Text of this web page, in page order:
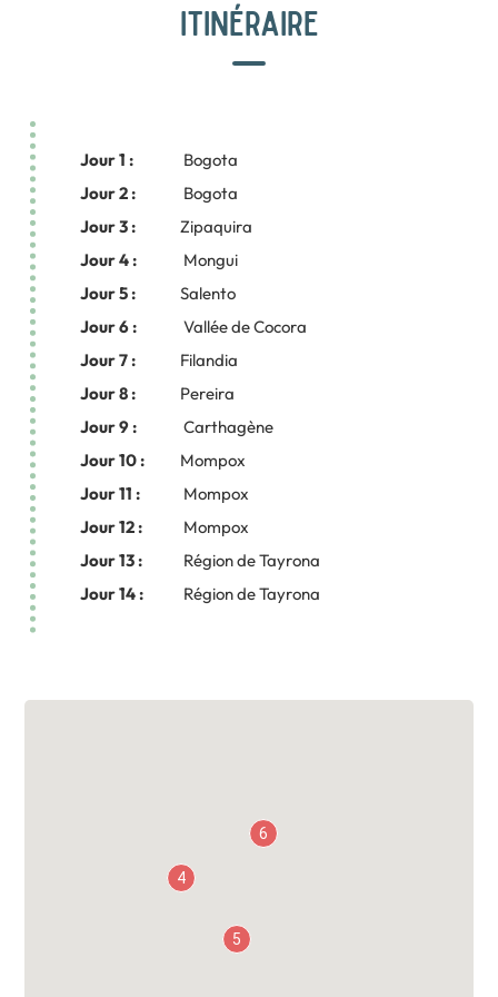
ITINÉRAIRE
Jour 1 :
Bogota
Jour 2 :
Bogota
Jour 3 :
Zipaquira
Jour 4 :
Mongui
Jour 5 :
Salento
Jour 6 :
Vallée de Cocora
Jour 7 :
Filandia
Jour 8 :
Pereira
Jour 9 :
Carthagène
Jour 10 :
Mompox
Jour 11 :
Mompox
Jour 12 :
Mompox
Jour 13 :
Région de Tayrona
Jour 14 :
Région de Tayrona
4
5
6